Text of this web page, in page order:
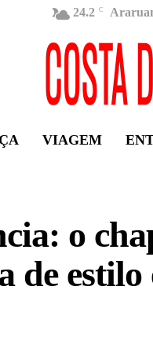
24.2 C
VIAGEM
o
de estilo